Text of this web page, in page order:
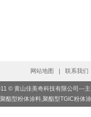
网站地图 联系我们
© 黄山佳美奇科技有限公司---
酯型粉体涂料,聚酯型TGIC粉体